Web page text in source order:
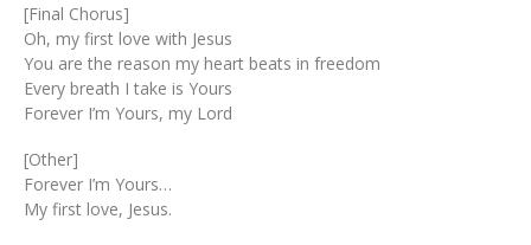
[Final Chorus]
Oh, my first love with Jesus
You are the reason my heart beats in freedom
Every breath I take is Yours
Forever I’m Yours, my Lord
[Other]
Forever I’m Yours…
My first love, Jesus.